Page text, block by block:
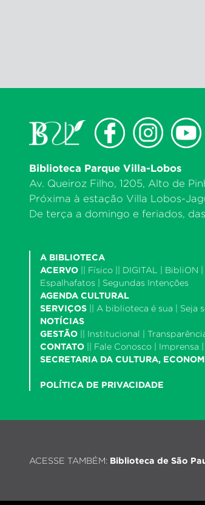
Biblioteca Parque Villa-Lobos
Av. Queiroz Filho, 1205, Alto de
Próxima à estação Villa Lobos-
De terça a domingo e feriados,
A BIBLIOTECA
ACERVO
Físico || DIGITAL | BibliON
Espalhafatos
Segundas Intenções
AGENDA CULTURAL
SERVIÇOS
A biblioteca é sua Seja
NOTÍCIAS
GESTÃO
Institucional
CONTATO
Fale Conosco Imprensa
SECRETARIA DA CULTURA,
POLÍTICA DE PRIVACIDADE
ACESSE TAMBÉM: Biblioteca de São